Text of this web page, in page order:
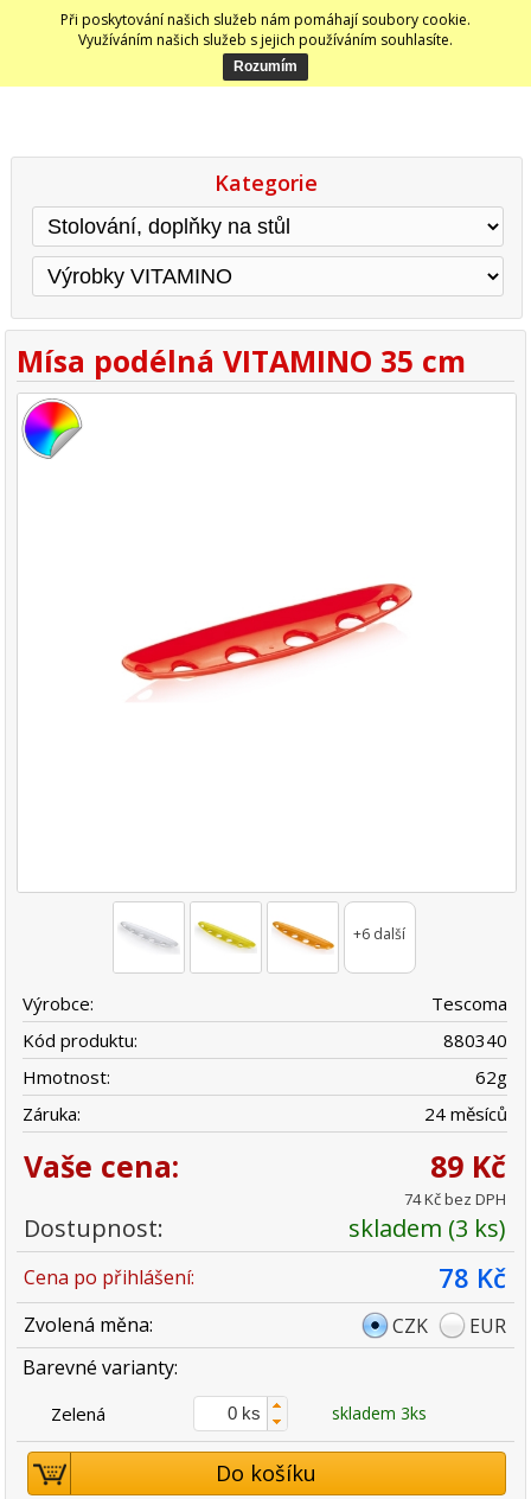
Při poskytování našich služeb nám pomáhají soubory cookie.
Využíváním našich služeb s jejich používáním souhlasíte.
Kategorie
Mísa podélná VITAMINO 35 cm
+6 další
Výrobce:
Tescoma
Kód produktu:
880340
Hmotnost:
62g
Záruka:
24 měsíců
Vaše cena: 89 Kč
74 Kč bez DPH
Dostupnost: skladem (3 ks)
Cena po přihlášení: 78 Kč
Zvolená měna: CZK
EUR
Barevné varianty:
Zelená skladem 3ks
Do košíku